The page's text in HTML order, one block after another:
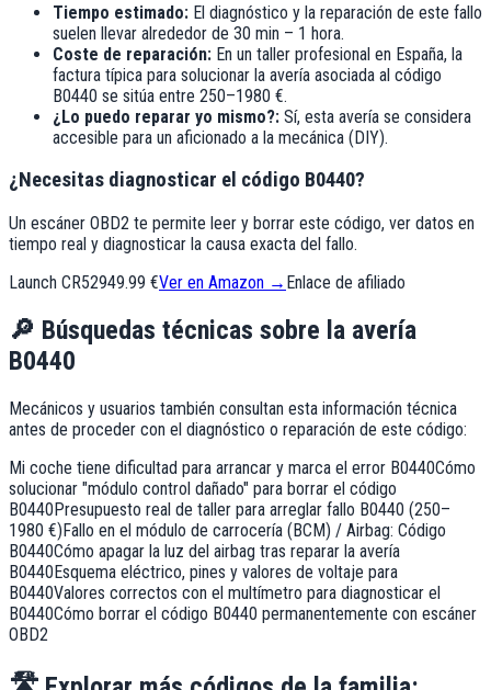
Tiempo estimado: El diagnóstico y la reparación de este fallo
suelen llevar alrededor de 30 min – 1 hora.
Coste de reparación: En un taller profesional en España, la
factura típica para solucionar la avería asociada al código
B0440 se sitúa entre 250–1980 €.
¿Lo puedo reparar yo mismo?: Sí, esta avería se considera
accesible para un aficionado a la mecánica (DIY).
¿Necesitas diagnosticar el código B0440?
Un escáner OBD2 te permite leer y borrar este código, ver datos en
tiempo real y diagnosticar la causa exacta del fallo.
Launch CR52949.99 €Ver en Amazon → Enlace de afiliado
🔎 Búsquedas técnicas sobre la avería
B0440
Mecánicos y usuarios también consultan esta información técnica
antes de proceder con el diagnóstico o reparación de este código:
Mi coche tiene dificultad para arrancar y marca el error B0440Cómo
solucionar "módulo control dañado" para borrar el código
B0440Presupuesto real de taller para arreglar fallo B0440 (250–
1980 €)Fallo en el módulo de carrocería (BCM) / Airbag: Código
B0440Cómo apagar la luz del airbag tras reparar la avería
B0440Esquema eléctrico, pines y valores de voltaje para
B0440Valores correctos con el multímetro para diagnosticar el
B0440Cómo borrar el código B0440 permanentemente con escáner
OBD2